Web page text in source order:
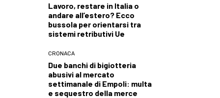
Lavoro, restare in Italia o
andare all’estero? Ecco
bussola per orientarsi tra
sistemi retributivi Ue
CRONACA
Due banchi di bigiotteria
abusivi al mercato
settimanale di Empoli: multa
e sequestro della merce